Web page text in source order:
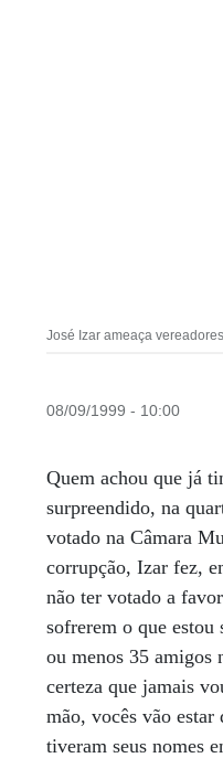
José Izar ameaça
08/09/1999 - 10:00
Quem achou que já
surpreendido, na
votado na Câmara
corrupção, Izar fez,
não ter votado a
sofrerem o que
ou menos 35 amigos
certeza que jamais
mão, vocês vão
tiveram seus nomes